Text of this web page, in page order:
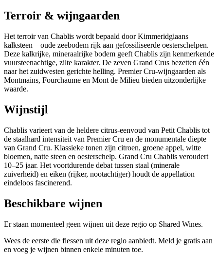
Terroir & wijngaarden
Het terroir van Chablis wordt bepaald door Kimmeridgiaans
kalksteen—oude zeebodem rijk aan gefossiliseerde oesterschelpen.
Deze kalkrijke, mineraalrijke bodem geeft Chablis zijn kenmerkende
vuursteenachtige, zilte karakter. De zeven Grand Crus bezetten één
naar het zuidwesten gerichte helling. Premier Cru-wijngaarden als
Montmains, Fourchaume en Mont de Milieu bieden uitzonderlijke
waarde.
Wijnstijl
Chablis varieert van de heldere citrus-eenvoud van Petit Chablis tot
de staalhard intensiteit van Premier Cru en de monumentale diepte
van Grand Cru. Klassieke tonen zijn citroen, groene appel, witte
bloemen, natte steen en oesterschelp. Grand Cru Chablis veroudert
10–25 jaar. Het voortdurende debat tussen staal (minerale
zuiverheid) en eiken (rijker, nootachtiger) houdt de appellation
eindeloos fascinerend.
Beschikbare wijnen
Er staan momenteel geen wijnen uit deze regio op Shared Wines.
Wees de eerste die flessen uit deze regio aanbiedt. Meld je gratis aan
en voeg je wijnen binnen enkele minuten toe.